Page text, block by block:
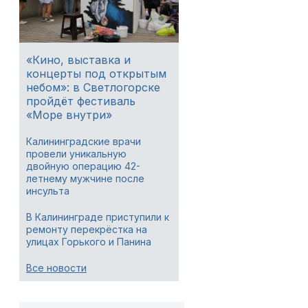
«Кино, выставка и
концерты под открытым
небом»: в Светлогорске
пройдёт фестиваль
«Море внутри»
Калининградские врачи
провели уникальную
двойную операцию 42-
летнему мужчине после
инсульта
В Калининграде приступили к
ремонту перекрёстка на
улицах Горького и Панина
Все новости